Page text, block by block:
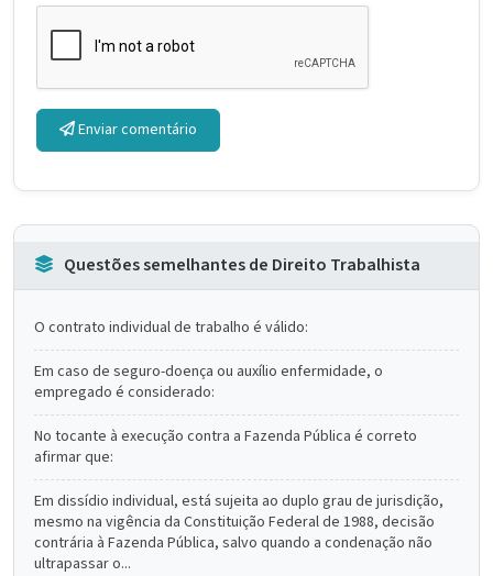
Enviar comentário
Questões semelhantes de Direito Trabalhista
O contrato individual de trabalho é válido:
Em caso de seguro-doença ou auxílio enfermidade, o
empregado é considerado:
No tocante à execução contra a Fazenda Pública é correto
afirmar que:
Em dissídio individual, está sujeita ao duplo grau de jurisdição,
mesmo na vigência da Constituição Federal de 1988, decisão
contrária à Fazenda Pública, salvo quando a condenação não
ultrapassar o...